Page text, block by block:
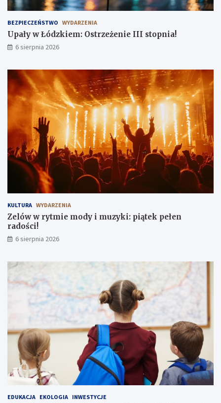
c
i
!
BEZPIECZEŃSTWO WYDARZENIA
Upały w Łódzkiem: Ostrzeżenie III stopnia!
6 sierpnia 2026
KULTURA WYDARZENIA
Zelów w rytmie mody i muzyki: piątek pełen
radości!
6 sierpnia 2026
EDUKACJA EKOLOGIA INWESTYCJE